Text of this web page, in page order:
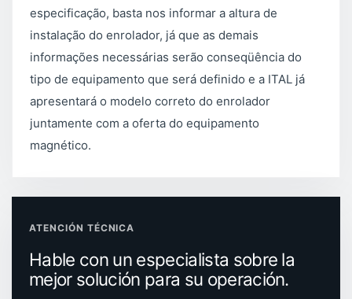
especificação, basta nos informar a altura de
instalação do enrolador, já que as demais
informações necessárias serão conseqüência do
tipo de equipamento que será definido e a ITAL já
apresentará o modelo correto do enrolador
juntamente com a oferta do equipamento
magnético.
ATENCIÓN TÉCNICA
Hable con un especialista sobre la
mejor solución para su operación.